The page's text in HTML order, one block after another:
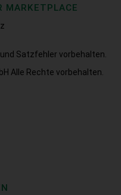
MARKETPLACE
Satzfehler vorbehalten.
Alle Rechte vorbehalten.